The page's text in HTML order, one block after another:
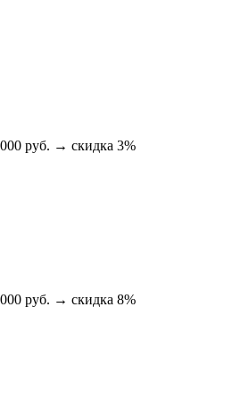
руб. → скидка 3%
руб. → скидка 8%